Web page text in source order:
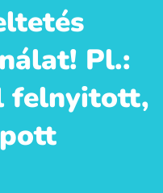
Pl.:
felnyitott,